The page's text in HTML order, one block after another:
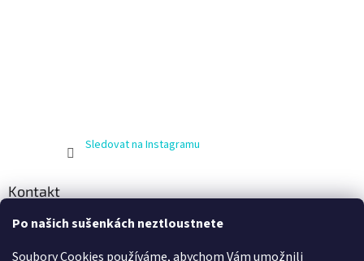
Po našich sušenkách neztloustnete
Soubory Cookies používáme, abychom Vám umožnili
Sledovat na Instagramu
Kontakt
info@zijnaboso.cz